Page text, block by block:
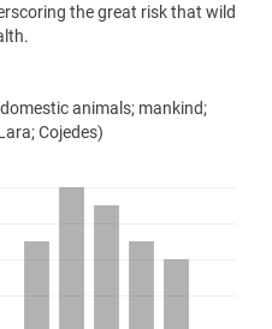
the great risk that wild
animals; mankind;
Cojedes)